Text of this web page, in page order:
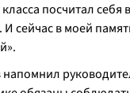
посчитал
И сейчас в моей